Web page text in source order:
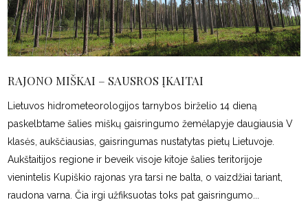
RAJONO MIŠKAI – SAUSROS ĮKAITAI
Lietuvos hidrometeorologijos tarnybos birželio 14 dieną
paskelbtame šalies miškų gaisringumo žemėlapyje daugiausia V
klasės, aukščiausias, gaisringumas nustatytas pietų Lietuvoje.
Aukštaitijos regione ir beveik visoje kitoje šalies teritorijoje
vienintelis Kupiškio rajonas yra tarsi ne balta, o vaizdžiai tariant,
raudona varna. Čia irgi užfiksuotas toks pat gaisringumo